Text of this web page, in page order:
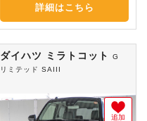
詳細はこちら
ダイハツ ミラトコットG
リミテッド SAIII
追加